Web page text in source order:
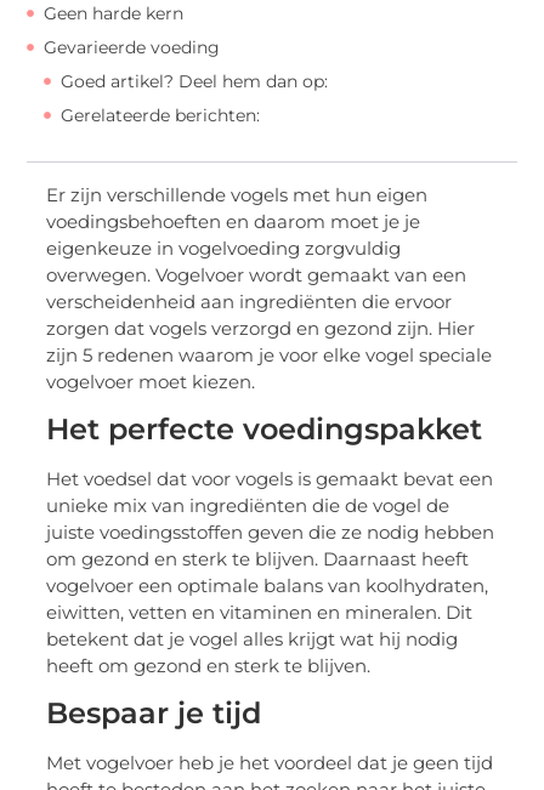
Geen harde kern
Gevarieerde voeding
Goed artikel? Deel hem dan op:
Gerelateerde berichten:
Er zijn verschillende vogels met hun eigen
voedingsbehoeften en daarom moet je je
eigenkeuze in vogelvoeding zorgvuldig
overwegen. Vogelvoer wordt gemaakt van een
verscheidenheid aan ingrediënten die ervoor
zorgen dat vogels verzorgd en gezond zijn. Hier
zijn 5 redenen waarom je voor elke vogel speciale
vogelvoer moet kiezen.
Het perfecte voedingspakket
Het voedsel dat voor vogels is gemaakt bevat een
unieke mix van ingrediënten die de vogel de
juiste voedingsstoffen geven die ze nodig hebben
om gezond en sterk te blijven. Daarnaast heeft
vogelvoer een optimale balans van koolhydraten,
eiwitten, vetten en vitaminen en mineralen. Dit
betekent dat je vogel alles krijgt wat hij nodig
heeft om gezond en sterk te blijven.
Bespaar je tijd
Met vogelvoer heb je het voordeel dat je geen tijd